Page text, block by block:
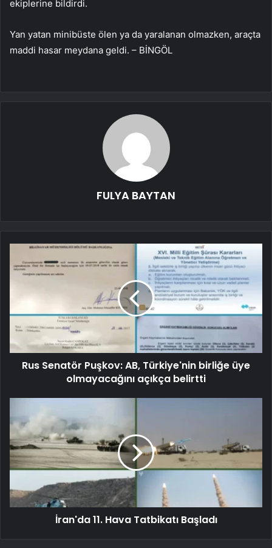
ekiplerine bildirdi.
Yan yatan minibüste ölen ya da yaralanan olmazken, araçta
maddi hasar meydana geldi. – BİNGÖL
FULYA BAYTAN
Rus Senatör Puşkov: AB, Türkiye'nin birliğe üye
olmayacağını açıkça belirtti
İran'da 11. Hava Tatbikatı Başladı